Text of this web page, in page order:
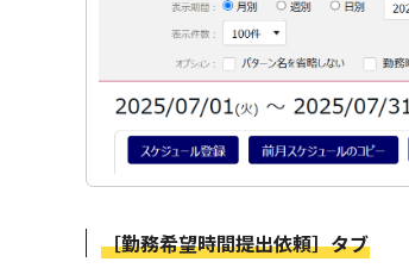
［勤務希望時間提出依頼］タブ